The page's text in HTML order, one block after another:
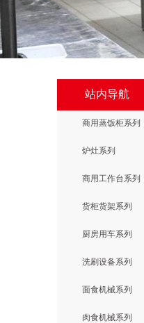
站内导航
商用蒸饭柜系列
炉灶系列
商用工作台系列
货柜货架系列
厨房用车系列
洗刷设备系列
面食机械系列
肉食机械系列